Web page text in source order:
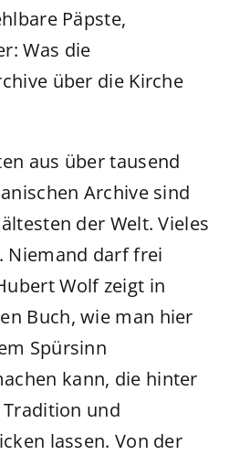
Päpste,
Was die
über die Kirche
aus über tausend
Archive sind
der Welt. Vieles
Niemand darf frei
Wolf zeigt in
Buch, wie man hier
Spürsinn
kann, die hinter
und
lassen. Von der